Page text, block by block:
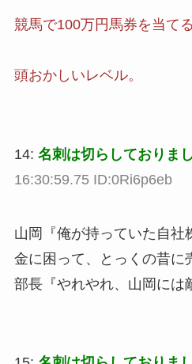
競馬で100万円馬券を当て
頭おかしいレベル。
14: 名刺は切らしておりま
16:30:59.75 ID:0Ri6p6eb
山岡『俺が持っていた自社
金に困って、とっくの昔に
部長『やれやれ、山岡には